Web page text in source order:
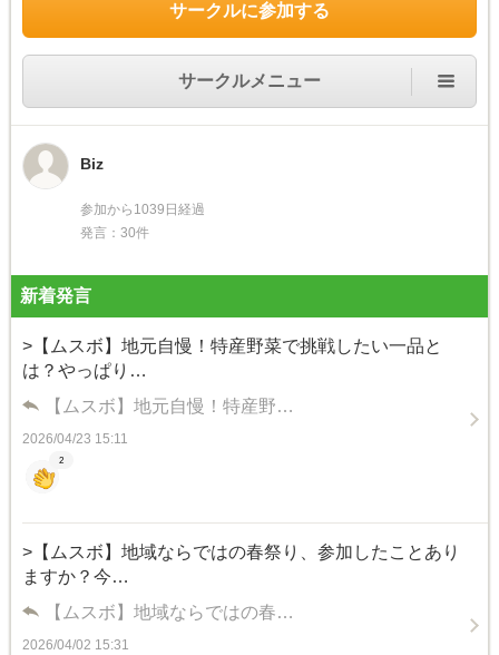
サークルに参加する
サークルメニュー
Biz
参加から1039日経過
発言：30件
新着発言
>【ムスボ】地元自慢！特産野菜で挑戦したい一品と
は？やっぱり…
【ムスボ】地元自慢！特産野…
2026/04/23 15:11
2
>【ムスボ】地域ならではの春祭り、参加したことあり
ますか？今…
【ムスボ】地域ならではの春…
2026/04/02 15:31